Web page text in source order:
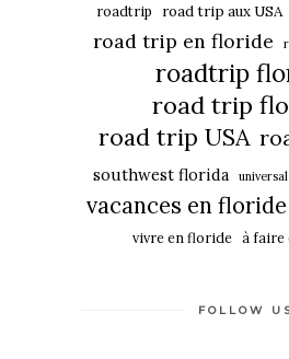
roadtrip road trip aux USA
road trip en floride
roadtrip
road trip
road trip USA
southwest florida
vacances en floride
vivre en floride à faire
FOLLOW